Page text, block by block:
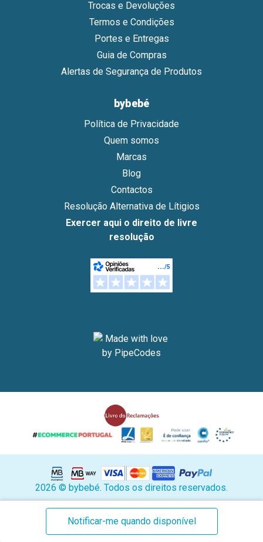
Notificar-me quando disponível
Trocas e Devoluções
Termos e Condições
Portes e Entregas
Guia de Compras
Alertas de Segurança de Produtos
bybebé
Política de Privacidade
Quem somos
Marcas
Blog
Contactos
Resolução Alternativa de Lítigios
Exercer aqui o direito de livre
resolução
2026 © bybebé. Todos os direitos reservados.